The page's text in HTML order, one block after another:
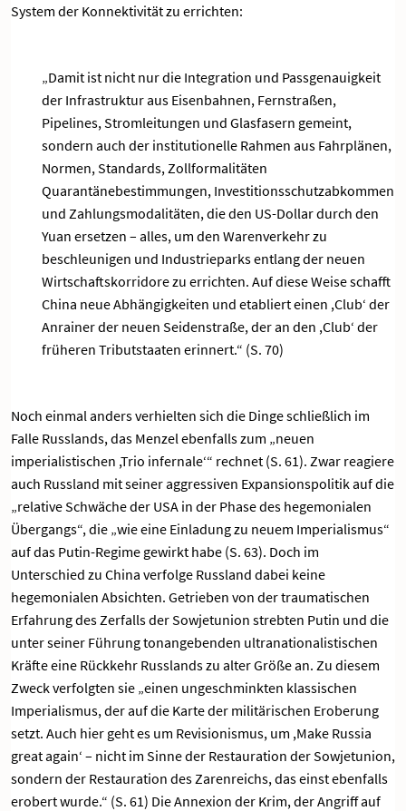
System der Konnektivität zu errichten:
„Damit ist nicht nur die Integration und Passgenauigkeit
der Infrastruktur aus Eisenbahnen, Fernstraßen,
Pipelines, Stromleitungen und Glasfasern gemeint,
sondern auch der institutionelle Rahmen aus Fahrplänen,
Normen, Standards, Zollformalitäten
Quarantänebestimmungen, Investitionsschutzabkommen
und Zahlungsmodalitäten, die den US-Dollar durch den
Yuan ersetzen – alles, um den Warenverkehr zu
beschleunigen und Industrieparks entlang der neuen
Wirtschaftskorridore zu errichten. Auf diese Weise schafft
China neue Abhängigkeiten und etabliert einen ,Club‘ der
Anrainer der neuen Seidenstraße, der an den ,Club‘ der
früheren Tributstaaten erinnert.“ (S. 70)
Noch einmal anders verhielten sich die Dinge schließlich im
Falle Russlands, das Menzel ebenfalls zum „neuen
imperialistischen ,Trio infernale‘“ rechnet (S. 61). Zwar reagiere
auch Russland mit seiner aggressiven Expansionspolitik auf die
„relative Schwäche der USA in der Phase des hegemonialen
Übergangs“, die „wie eine Einladung zu neuem Imperialismus“
auf das Putin-Regime gewirkt habe (S. 63). Doch im
Unterschied zu China verfolge Russland dabei keine
hegemonialen Absichten. Getrieben von der traumatischen
Erfahrung des Zerfalls der Sowjetunion strebten Putin und die
unter seiner Führung tonangebenden ultranationalistischen
Kräfte eine Rückkehr Russlands zu alter Größe an. Zu diesem
Zweck verfolgten sie „einen ungeschminkten klassischen
Imperialismus, der auf die Karte der militärischen Eroberung
setzt. Auch hier geht es um Revisionismus, um ,Make Russia
great again‘ – nicht im Sinne der Restauration der Sowjetunion,
sondern der Restauration des Zarenreichs, das einst ebenfalls
erobert wurde.“ (S. 61) Die Annexion der Krim, der Angriff auf